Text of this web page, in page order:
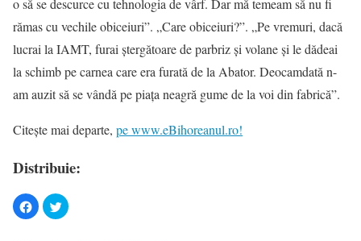
o să se descurce cu tehnologia de vârf. Dar mă temeam să nu fi
rămas cu vechile obiceiuri”. „Care obiceiuri?”. „Pe vremuri, dacă
lucrai la IAMT, furai ștergătoare de parbriz și volane și le dădeai
la schimb pe carnea care era furată de la Abator. Deocamdată n-
am auzit să se vândă pe piața neagră gume de la voi din fabrică”.
Citește mai departe, pe www.eBihoreanul.ro!
Distribuie: